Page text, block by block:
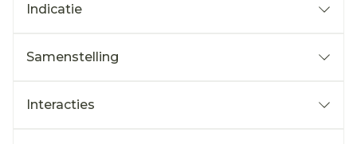
Indicatie
Samenstelling
Interacties